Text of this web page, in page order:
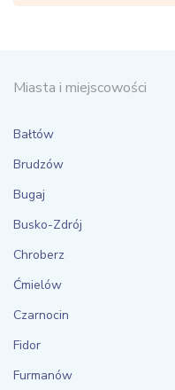
Miasta i miejscowości
Bałtów
Brudzów
Bugaj
Busko-Zdrój
Chroberz
Ćmielów
Czarnocin
Fidor
Furmanów